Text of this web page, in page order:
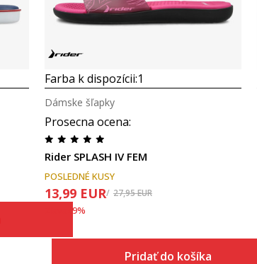
Farba k dispozícii:1
Prosecna ocena:
Rider SPLASH IV FEM
Dámske šľapky
POSLEDNÉ KUSY
13,99 EUR 27,95EUR
49%
Pridať do košíka